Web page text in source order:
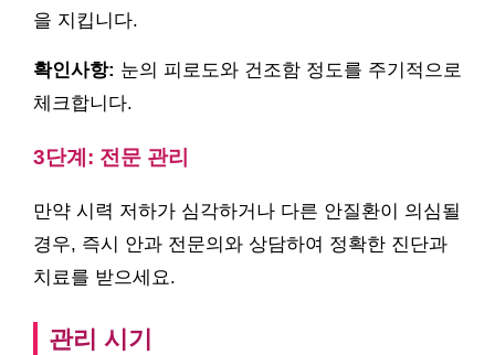
을 지킵니다.
확인사항: 눈의 피로도와 건조함 정도를 주기적으로
체크합니다.
3단계: 전문 관리
만약 시력 저하가 심각하거나 다른 안질환이 의심될
경우, 즉시 안과 전문의와 상담하여 정확한 진단과
치료를 받으세요.
관리 시기